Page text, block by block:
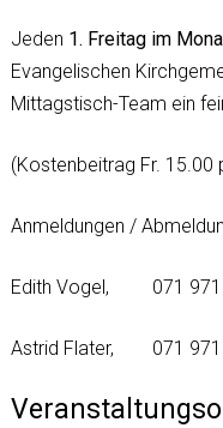
Jeden 1. Freitag im
Evangelischen
Mittagstisch-Team ein
(Kostenbeitrag Fr. 15.00
Anmeldungen /
Edith Vogel, 071 971
Astrid Flater, 071 971